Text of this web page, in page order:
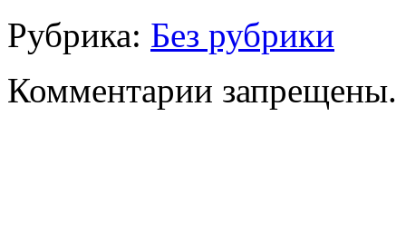
Рубрика: Без рубрики
Комментарии запрещены.